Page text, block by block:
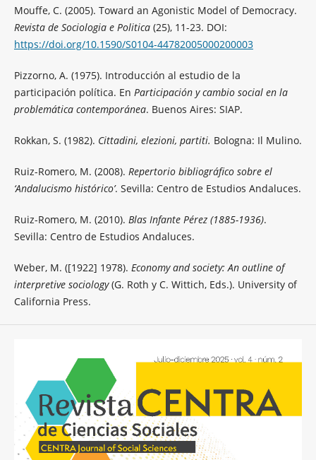
Mouffe, C. (2005). Toward an Agonistic Model of Democracy.
Revista de Sociologia e Politica(25), 11-23. DOI:
https://doi.org/10.1590/S0104-44782005000200003
Pizzorno, A. (1975). Introducción al estudio de la
participación política. En Participación y cambio social en la
problemática contemporánea. Buenos Aires: SIAP.
Rokkan, S. (1982). Cittadini, elezioni, partiti. Bologna: Il Mulino.
Ruiz-Romero, M. (2008). Repertorio bibliográfico sobre el
‘Andalucismo histórico’. Sevilla: Centro de Estudios Andaluces.
Ruiz-Romero, M. (2010). Blas Infante Pérez (1885-1936).
Sevilla: Centro de Estudios Andaluces.
Weber, M. ([1922] 1978). Economy and society: An outline of
interpretive sociology(G. Roth y C. Wittich, Eds.). University of
California Press.